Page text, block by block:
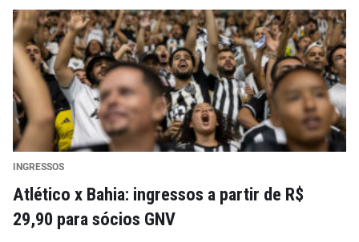
INGRESSOS
Atlético x Bahia: ingressos a partir de R$
29,90 para sócios GNV